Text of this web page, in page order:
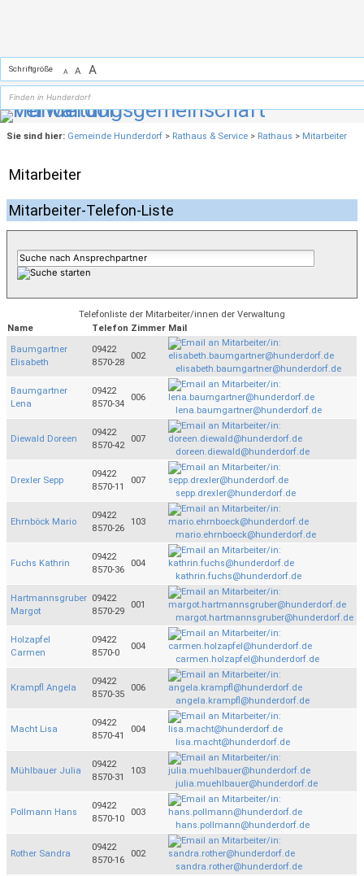
Schriftgröße A A A
Sie sind hier: Gemeinde Hunderdorf > Rathaus & Service > Rathaus > Mitarbeiter
Mitarbeiter
Mitarbeiter-Telefon-Liste
Telefonliste der Mitarbeiter/innen der Verwaltung
Name
Telefon Zimmer Mail
Baumgartner
Elisabeth
09422
8570-28
002
elisabeth.baumgartner@hunderdorf.de
Baumgartner
Lena
09422
8570-34
006
lena.baumgartner@hunderdorf.de
Diewald Doreen
09422
8570-42
007
doreen.diewald@hunderdorf.de
Drexler Sepp
09422
8570-11
007
sepp.drexler@hunderdorf.de
Ehrnböck Mario
09422
8570-26
103
mario.ehrnboeck@hunderdorf.de
Fuchs Kathrin
09422
8570-36
004
kathrin.fuchs@hunderdorf.de
Hartmannsgruber
Margot
09422
8570-29
001
margot.hartmannsgruber@hunderdorf.de
Holzapfel
Carmen
09422
8570-0
004
carmen.holzapfel@hunderdorf.de
Krampfl Angela
09422
8570-35
006
angela.krampfl@hunderdorf.de
Macht Lisa
09422
8570-41
004
lisa.macht@hunderdorf.de
Mühlbauer Julia
09422
8570-31
103
julia.muehlbauer@hunderdorf.de
Pollmann Hans
09422
8570-10
003
hans.pollmann@hunderdorf.de
Rother Sandra
09422
8570-16
002
sandra.rother@hunderdorf.de